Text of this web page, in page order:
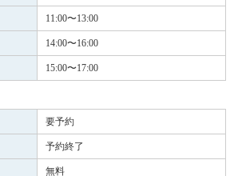
11:00〜13:00
14:00〜16:00
15:00〜17:00
要予約
予約終了
無料